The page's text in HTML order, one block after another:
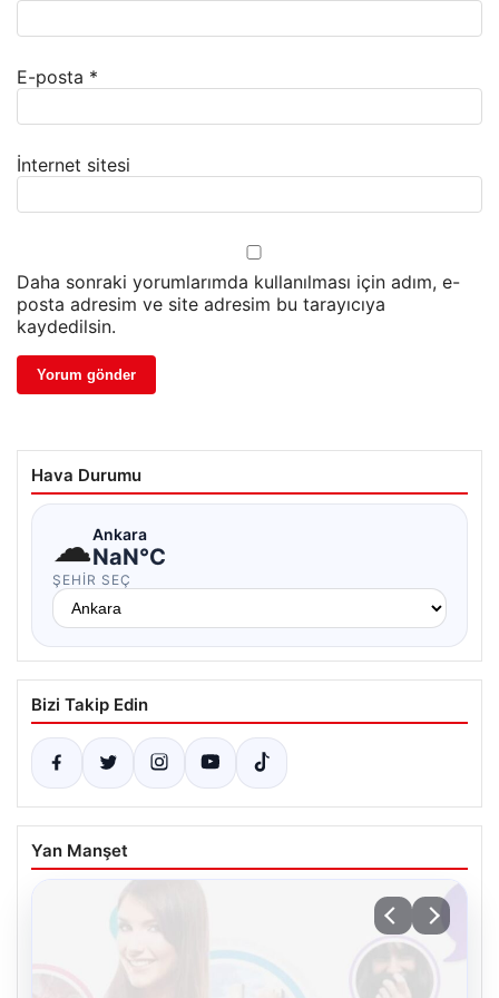
E-posta *
İnternet sitesi
Daha sonraki yorumlarımda kullanılması için adım, e-
posta adresim ve site adresim bu tarayıcıya
kaydedilsin.
Hava Durumu
☁Ankara
NaN°C
ŞEHIR SEÇ
Bizi Takip Edin
Yan Manşet